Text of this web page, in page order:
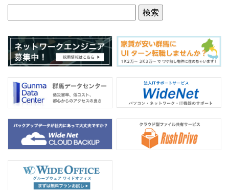
Sketcher」を試
してみる